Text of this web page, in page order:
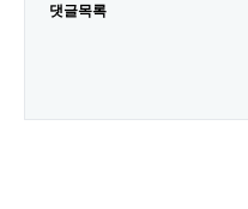
댓글목록